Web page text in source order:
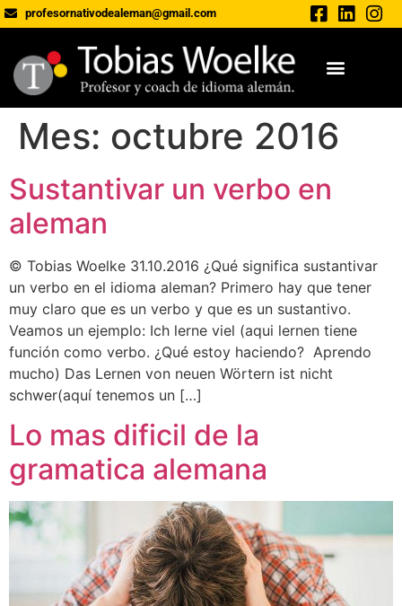
profesornativodealeman@gmail.com
Mes: octubre 2016
Sustantivar un verbo en
aleman
© Tobias Woelke 31.10.2016 ¿Qué significa sustantivar
un verbo en el idioma aleman? Primero hay que tener
muy claro que es un verbo y que es un sustantivo.
Veamos un ejemplo: Ich lerne viel (aqui lernen tiene
función como verbo. ¿Qué estoy haciendo? Aprendo
mucho) Das Lernen von neuen Wörtern ist nicht
schwer(aquí tenemos un […]
Lo mas dificil de la
gramatica alemana